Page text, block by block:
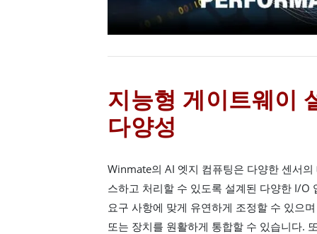
지능형 게이트웨이
다양성
Winmate의 AI 엣지 컴퓨팅은 다양한 센서
스하고 처리할 수 있도록 설계된 다양한 I/O
요구 사항에 맞게 유연하게 조정할 수 있으
또는 장치를 원활하게 통합할 수 있습니다.